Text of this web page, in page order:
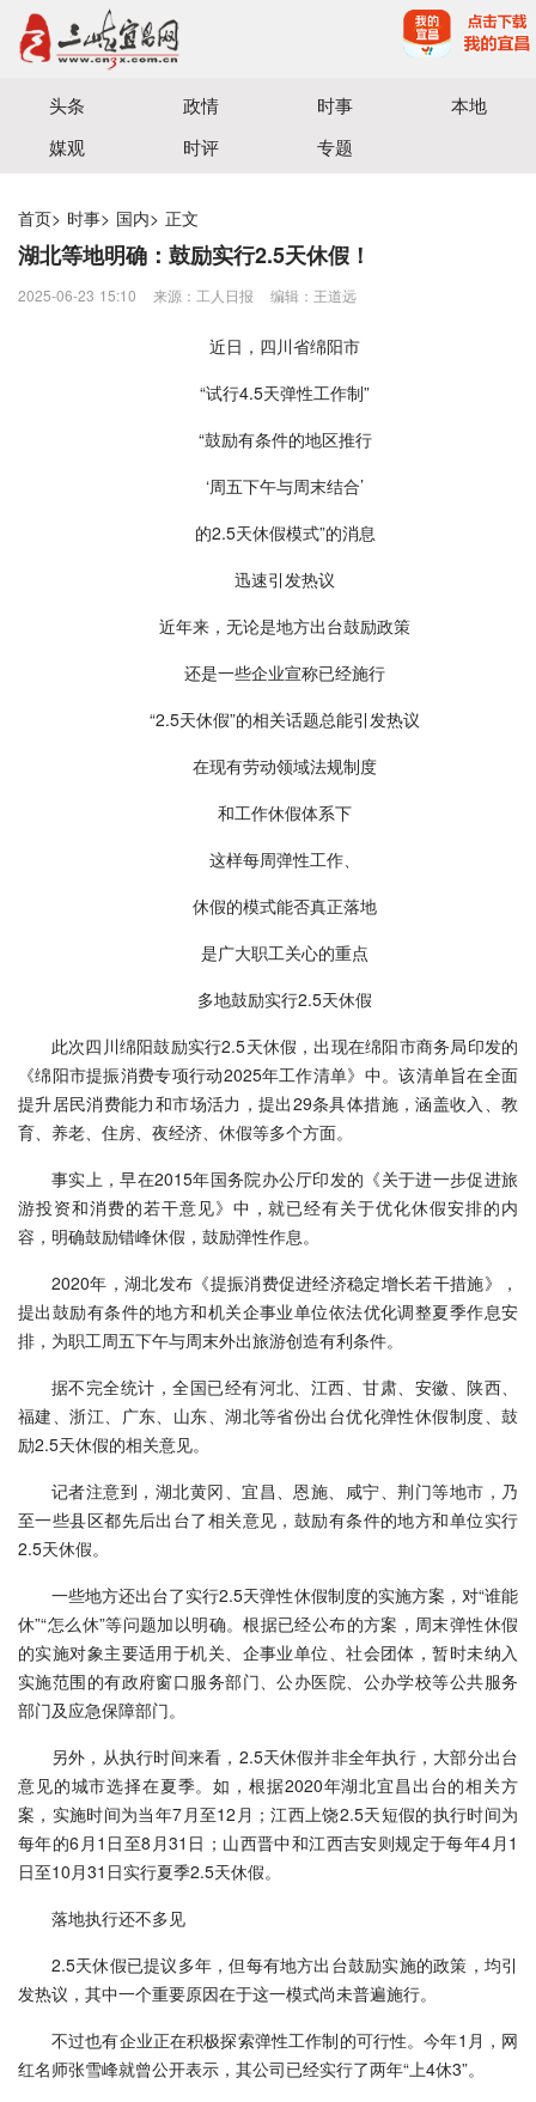
宜昌三峡融媒体中心主办
头条 政情 时事
本地
媒观
时评 专题
首页> 时事> 国内> 正文
湖北等地明确：鼓励实行2.5天休假！
2025-06-23 15:10 来源：工人日报 编辑：王道远
近日，四川省绵阳市
“试行4.5天弹性工作制”
“鼓励有条件的地区推行
‘周五下午与周末结合’
的2.5天休假模式”的消息
迅速引发热议
近年来，无论是地方出台鼓励政策
还是一些企业宣称已经施行
“2.5天休假”的相关话题总能引发热议
在现有劳动领域法规制度
和工作休假体系下
这样每周弹性工作、
休假的模式能否真正落地
是广大职工关心的重点
多地鼓励实行2.5天休假
此次四川绵阳鼓励实行2.5天休假，出现在绵阳市商务局印发的
《绵阳市提振消费专项行动2025年工作清单》中。该清单旨在全面
提升居民消费能力和市场活力，提出29条具体措施，涵盖收入、教
育、养老、住房、夜经济、休假等多个方面。
事实上，早在2015年国务院办公厅印发的《关于进一步促进旅
游投资和消费的若干意见》中，就已经有关于优化休假安排的内
容，明确鼓励错峰休假，鼓励弹性作息。
2020年，湖北发布《提振消费促进经济稳定增长若干措施》，
提出鼓励有条件的地方和机关企事业单位依法优化调整夏季作息安
排，为职工周五下午与周末外出旅游创造有利条件。
据不完全统计，全国已经有河北、江西、甘肃、安徽、陕西、
福建、浙江、广东、山东、湖北等省份出台优化弹性休假制度、鼓
励2.5天休假的相关意见。
记者注意到，湖北黄冈、宜昌、恩施、咸宁、荆门等地市，乃
至一些县区都先后出台了相关意见，鼓励有条件的地方和单位实行
2.5天休假。
一些地方还出台了实行2.5天弹性休假制度的实施方案，对“谁能
休”“怎么休”等问题加以明确。根据已经公布的方案，周末弹性休假
的实施对象主要适用于机关、企事业单位、社会团体，暂时未纳入
实施范围的有政府窗口服务部门、公办医院、公办学校等公共服务
部门及应急保障部门。
另外，从执行时间来看，2.5天休假并非全年执行，大部分出台
意见的城市选择在夏季。如，根据2020年湖北宜昌出台的相关方
案，实施时间为当年7月至12月；江西上饶2.5天短假的执行时间为
每年的6月1日至8月31日；山西晋中和江西吉安则规定于每年4月1
日至10月31日实行夏季2.5天休假。
落地执行还不多见
2.5天休假已提议多年，但每有地方出台鼓励实施的政策，均引
发热议，其中一个重要原因在于这一模式尚未普遍施行。
不过也有企业正在积极探索弹性工作制的可行性。今年1月，网
红名师张雪峰就曾公开表示，其公司已经实行了两年“上4休3”。